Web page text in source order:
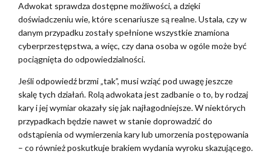
Adwokat sprawdza dostępne możliwości, a dzięki
doświadczeniu wie, które scenariusze są realne. Ustala, czy w
danym przypadku zostały spełnione wszystkie znamiona
cyberprzestępstwa, a więc, czy dana osoba w ogóle może być
pociągnięta do odpowiedzialności.
Jeśli odpowiedź brzmi „tak”, musi wziąć pod uwagę jeszcze
skalę tych działań. Rolą adwokata jest zadbanie o to, by rodzaj
kary i jej wymiar okazały się jak najłagodniejsze. W niektórych
przypadkach będzie nawet w stanie doprowadzić do
odstąpienia od wymierzenia kary lub umorzenia postępowania
– co również poskutkuje brakiem wydania wyroku skazującego.